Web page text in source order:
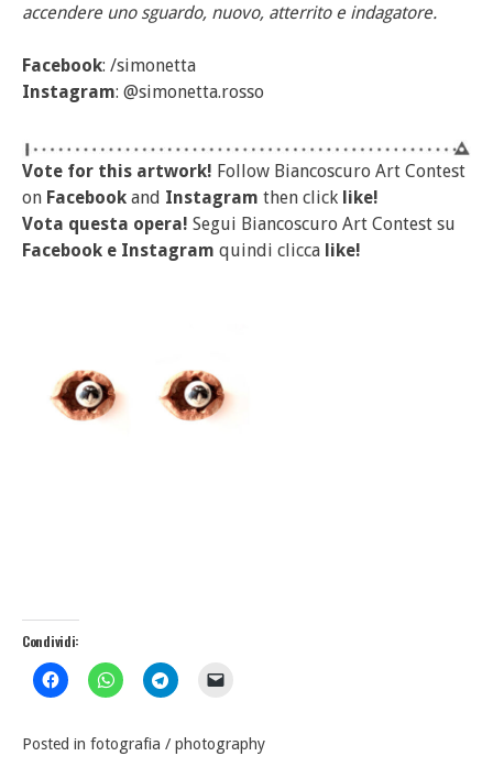
accendere uno sguardo, nuovo, atterrito e indagatore.
Facebook: /simonetta
Instagram: @simonetta.rosso
Vote for this artwork! Follow Biancoscuro Art Contest
on Facebook and Instagram then click like!
Vota questa opera! Segui Biancoscuro Art Contest su
Facebook e Instagram quindi clicca like!
Condividi:
Posted in fotografia / photography